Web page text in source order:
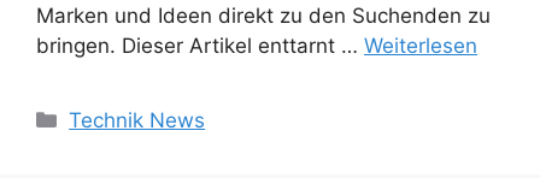
Marken und Ideen direkt zu den Suchenden zu
bringen. Dieser Artikel enttarnt … Weiterlesen
Kategorien
Technik News